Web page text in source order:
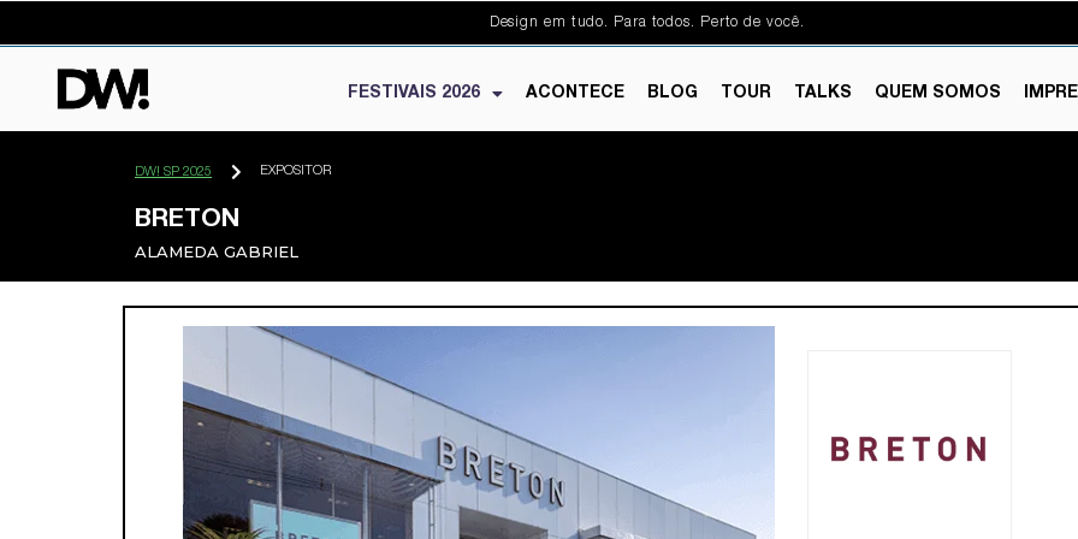
Design em tudo. Para todos. Perto de você.
FESTIVAIS 2026 ACONTECE BLOG TOUR TALKS QUEM SOMOS
DW! SP 2025 EXPOSITOR
BRETON
ALAMEDA GABRIEL